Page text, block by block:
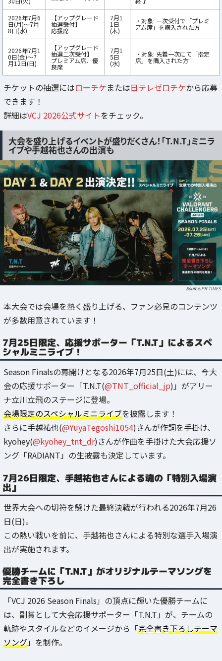
2026年7月6
日(月)〜7月
8日(水)
【アップグレード
抽選受付】
応援席
7月1
1日
(木)
・対象: 一次受付で「プレミ
アム席」を購入された方
2026年7月1
0日(金)〜7
月12日(日)
【アップグレード
抽選二次受付】
プレミアム席、優
良席
7月1
5日
(水)
・対象: 先着一次にて「指定
席」を購入された方
チケットの抽選にはローチケまたは日テレゼロチケから応募
できます！
詳細はVCJ 2026公式サイトをチェック。
大会を盛り上げるイベントが盛りだくさん！「T.N.T」ミニラ
イブや手越祐也さんの出演も
PR TIMES
本大会では会場を熱く盛り上げる、ファン必見のコンテンツ
が多数用意されています！
7月25日限定、応援サポーター「T.N.T」によるスペ
シャルミニライブ！
Season Finalsの幕開けとなる2026年7月25日(土)には、今大
会の応援サポーター「T.N.T(@TNT_official_jp)」がアリー
ナ立川立飛のステージに登場。
会場限定のスペシャルミニライブを披露します！
さらに手越祐也(@YuyaTegoshi1054)さんが作詞を手掛け、
kyohey(@kyohey_tnt_dr)さんが作曲を手掛けた大会応援ソ
ング「RADIANT」の生披露も決定しています。
7月26日限定、手越祐也さんによる魂の「特別入場演
出」
世界大会への切符を懸けた最終決戦が行われる2026年7月26
日(日)。
この熱い戦いを前に、手越祐也さんによる特別な選手入場演
出が実施されます。
優勝チームに「T.N.T」がオリジナルテーマソングを
完全書き下ろし
「VCJ 2026 Season Finals」の頂点に輝いた優勝チームに
は、副賞として大会応援サポーター「T.N.T」が、チームの
軌跡やスタイルなどのイメージから「完全書き下ろしテーマ
ソング」を制作。